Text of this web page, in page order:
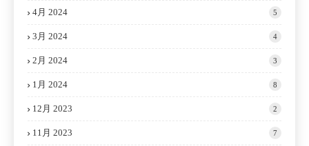
4月 2024 5
3月 2024 4
2月 2024 3
1月 2024 8
12月 2023 2
11月 2023 7